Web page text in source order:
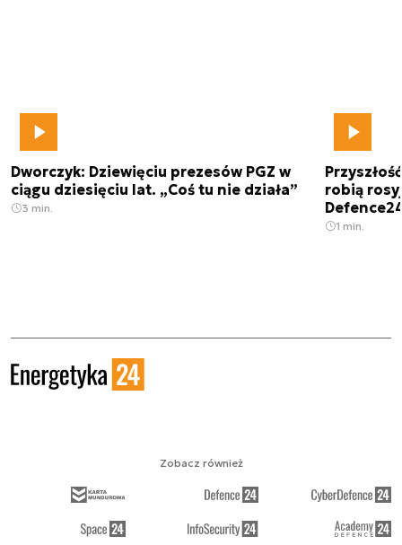
Dworczyk: Dziewięciu prezesów PGZ w
ciągu dziesięciu lat. „Coś tu nie działa”
3 min.
robią
1 min.
Zobacz również